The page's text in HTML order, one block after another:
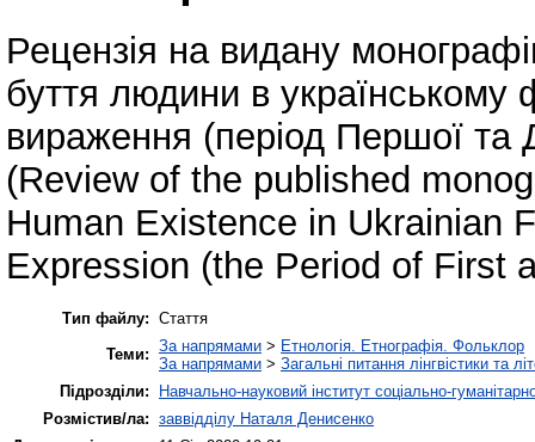
Рецензія на видану
буття людини в українському
вираження (період Першої та
(Review of the published
Human Existence in Ukrainian
Expression (the Period of First
Тип файлу: Стаття
Теми: За напрямами > Етнологія. Етнографія. Фольклор
За напрямами > Загальні питання лінгвістики та
Підрозділи:
Навчально-науковий інститут соціально-
Розмістив/ла: заввідділу Наталя Денисенко